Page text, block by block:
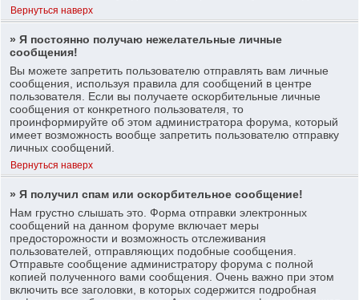
Вернуться наверх
» Я постоянно получаю нежелательные личные
сообщения!
Вы можете запретить пользователю отправлять вам личные
сообщения, используя правила для сообщений в центре
пользователя. Если вы получаете оскорбительные личные
сообщения от конкретного пользователя, то
проинформируйте об этом администратора форума, который
имеет возможность вообще запретить пользователю отправку
личных сообщений.
Вернуться наверх
» Я получил спам или оскорбительное сообщение!
Нам грустно слышать это. Форма отправки электронных
сообщений на данном форуме включает меры
предосторожности и возможность отслеживания
пользователей, отправляющих подобные сообщения.
Отправьте сообщение администратору форума с полной
копией полученного вами сообщения. Очень важно при этом
включить все заголовки, в которых содержится подробная